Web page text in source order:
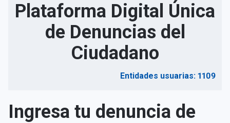
Plataforma Digital Única
de Denuncias del
Ciudadano
Entidades usuarias: 1109
Ingresa tu denuncia de